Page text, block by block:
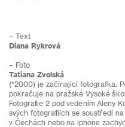
– Text
Diana Rykrová
– Foto
Tatiana Zvolská
(*2000) je začínající fotografka.
pokračuje na pražské Vysoké
Fotografie 2 pod vedením Aleny
svých fotografiích se soustředí
v Čechách nebo na iphone